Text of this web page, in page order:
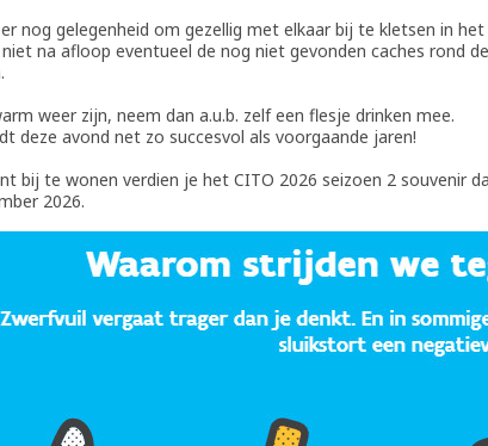
nog gelegenheid om gezellig met elkaar bij te kletsen in het
na afloop eventueel de nog niet gevonden caches rond
weer zijn, neem dan a.u.b. zelf een flesje drinken mee.
deze avond net zo succesvol als voorgaande jaren!
bij te wonen verdien je het CITO 2026 seizoen 2 souvenir
2026.